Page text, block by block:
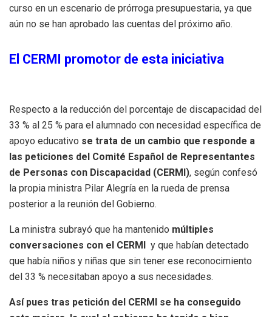
curso en un escenario de prórroga presupuestaria, ya que
aún no se han aprobado las cuentas del próximo año.
El CERMI promotor de esta iniciativa
Respecto a la reducción del porcentaje de discapacidad del
33 % al 25 % para el alumnado con necesidad específica de
apoyo educativo se trata de un cambio que responde a
las peticiones del Comité Español de Representantes
de Personas con Discapacidad (CERMI), según confesó
la propia ministra Pilar Alegría en la rueda de prensa
posterior a la reunión del Gobierno.
La ministra subrayó que ha mantenido múltiples
conversaciones con el CERMI
y que habían detectado
que había niños y niñas que sin tener ese reconocimiento
del 33 % necesitaban apoyo a sus necesidades.
Así pues tras petición del CERMI se ha conseguido